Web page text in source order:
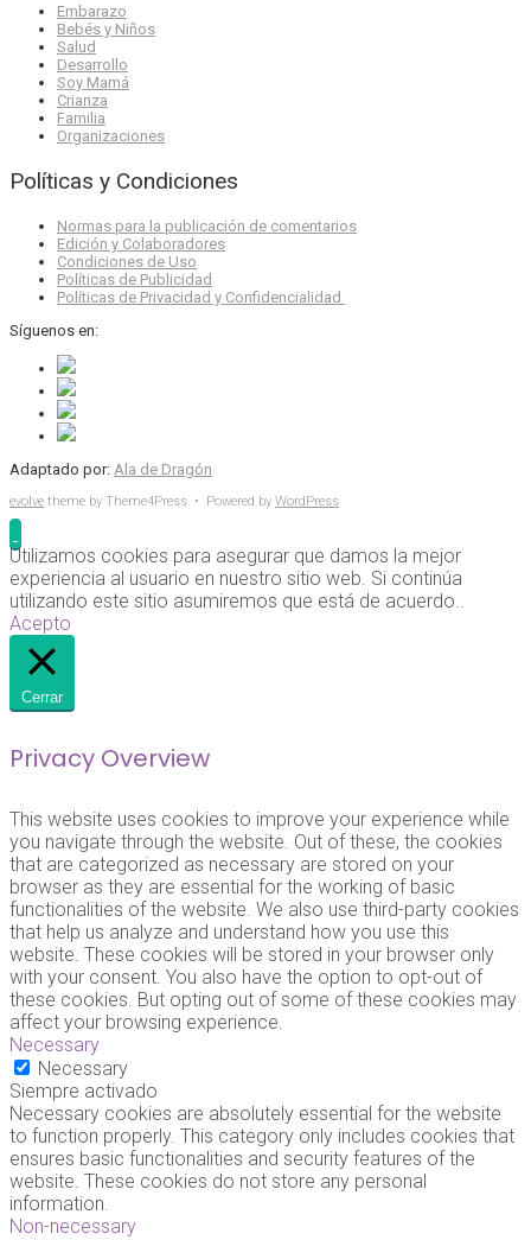
Embarazo
Bebés y Niños
Salud
Desarrollo
Soy Mamá
Crianza
Familia
Organizaciones
Políticas y Condiciones
Normas para la publicación de comentarios
Edición y Colaboradores
Condiciones de Uso
Políticas de Publicidad
Políticas de Privacidad y Confidencialidad
Síguenos en:
Adaptado por: Ala de Dragón
evolve theme by Theme4Press • Powered by WordPress
Utilizamos cookies para asegurar que damos la mejor
experiencia al usuario en nuestro sitio web. Si continúa
utilizando este sitio asumiremos que está de acuerdo..
Acepto
Cerrar
Privacy Overview
This website uses cookies to improve your experience while
you navigate through the website. Out of these, the cookies
that are categorized as necessary are stored on your
browser as they are essential for the working of basic
functionalities of the website. We also use third-party cookies
that help us analyze and understand how you use this
website. These cookies will be stored in your browser only
with your consent. You also have the option to opt-out of
these cookies. But opting out of some of these cookies may
affect your browsing experience.
Necessary
Necessary
Siempre activado
Necessary cookies are absolutely essential for the website
to function properly. This category only includes cookies that
ensures basic functionalities and security features of the
website. These cookies do not store any personal
information.
Non-necessary